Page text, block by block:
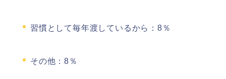
習慣として毎年渡しているから：8％
その他：8％